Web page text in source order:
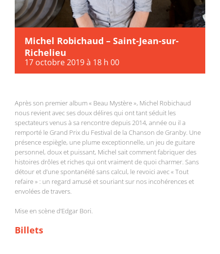
Michel Robichaud – Saint-Jean-sur-
Richelieu
17 octobre 2019 à 18 h 00
Après son premier album « Beau Mystère », Michel Robichaud
nous revient avec ses doux délires qui ont tant séduit les
spectateurs venus à sa rencontre depuis 2014, année ou il a
remporté le Grand Prix du Festival de la Chanson de Granby. Une
présence espiègle, une plume exceptionnelle, un jeu de guitare
personnel, doux et puissant, Michel sait comment fabriquer des
histoires drôles et riches qui ont vraiment de quoi charmer. Sans
détour et d’une spontanéité sans calcul, le revoici avec « Tout
refaire » : un regard amusé et souriant sur nos incohérences et
envolées de travers.
Mise en scène d’Edgar Bori.
Billets